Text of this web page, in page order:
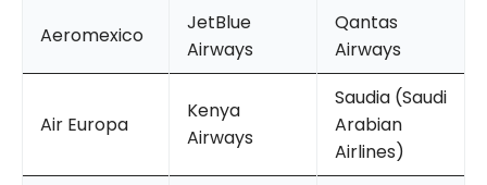
Aeromexico
JetBlue
Airways
Qantas
Airways
Air Europa
Kenya
Airways
Saudia (Saudi
Arabian
Airlines)